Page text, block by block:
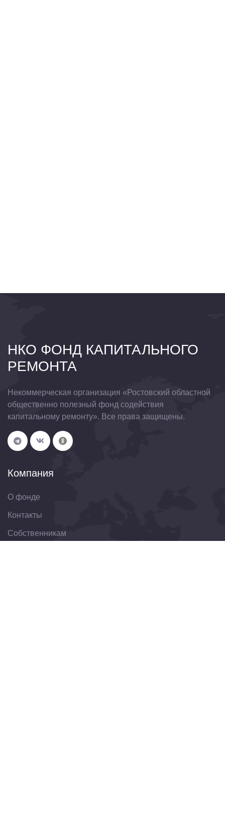
НКО ФОНД КАПИТАЛЬНОГО
РЕМОНТА
Некоммерческая организация «Ростовский областной
общественно полезный фонд содействия
капитальному ремонту». Все права защищены.
Компания
О фонде
Контакты
Собственникам